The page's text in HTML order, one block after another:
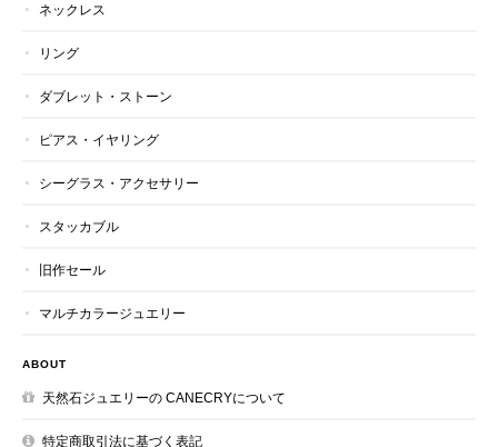
ネックレス
リング
ダブレット・ストーン
ピアス・イヤリング
シーグラス・アクセサリー
スタッカブル
旧作セール
マルチカラージュエリー
ABOUT
天然石ジュエリーの CANECRYについて
特定商取引法に基づく表記